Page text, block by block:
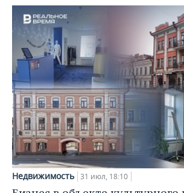
Недвижимость 31 июл, 18:10